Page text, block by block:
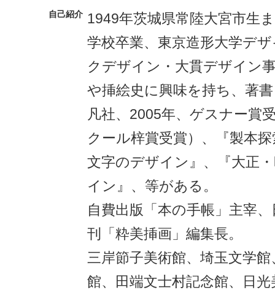
自己紹介 1949年茨城県常陸大宮市生
学校卒業、東京造形大学デ
クデザイン・大貫デザイン
や挿絵史に興味を持ち、著
凡社、2005年、ゲスナー賞
クール梓賞受賞）、『製本
文字のデザイン』、『大正
イン』、等がある。
自費出版「本の手帳」主宰
刊「粋美挿画」編集長。
三岸節子美術館、埼玉文学
館、田端文士村記念館、日